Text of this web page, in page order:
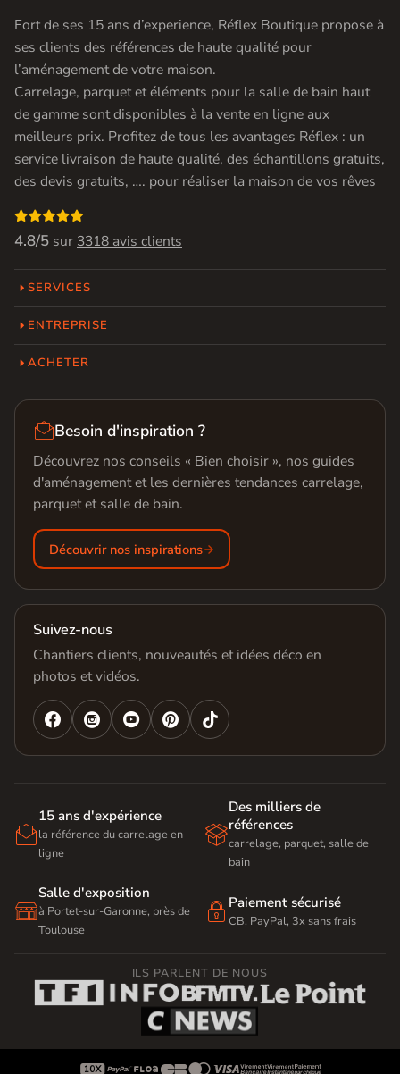
Fort de ses 15 ans d’experience, Réflex Boutique propose à
ses clients des références de haute qualité pour
l’aménagement de votre maison.
Carrelage, parquet et éléments pour la salle de bain haut
de gamme sont disponibles à la vente en ligne aux
meilleurs prix. Profitez de tous les avantages Réflex : un
service livraison de haute qualité, des échantillons gratuits,
des devis gratuits, …. pour réaliser la maison de vos rêves

4.8/5 sur 3318 avis clients
SERVICES
ENTREPRISE
ACHETER
Besoin d'inspiration ?
Découvrez nos conseils « Bien choisir », nos guides
d'aménagement et les dernières tendances carrelage,
parquet et salle de bain.
Découvrir nos inspirations
Suivez-nous
Chantiers clients, nouveautés et idées déco en
photos et vidéos.
   

15 ans d'expérience
la référence du carrelage en
ligne

Des milliers de
références
carrelage, parquet, salle de
bain

Salle d'exposition
à Portet-sur-Garonne, près de
Toulouse
 Paiement sécurisé
CB, PayPal, 3x sans frais
ILS PARLENT DE NOUS